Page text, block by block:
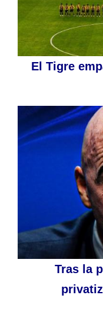
El Tigre
Tras la